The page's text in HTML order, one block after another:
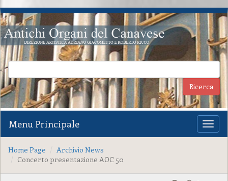
Menu Principale
Home Page
Archivio News
Concerto presentazione AOC 50